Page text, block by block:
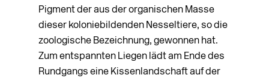
Pigment der aus der organischen Masse
dieser koloniebildenden Nesseltiere, so die
zoologische Bezeichnung, gewonnen hat.
Zum entspannten Liegen lädt am Ende des
Rundgangs eine Kissenlandschaft auf der